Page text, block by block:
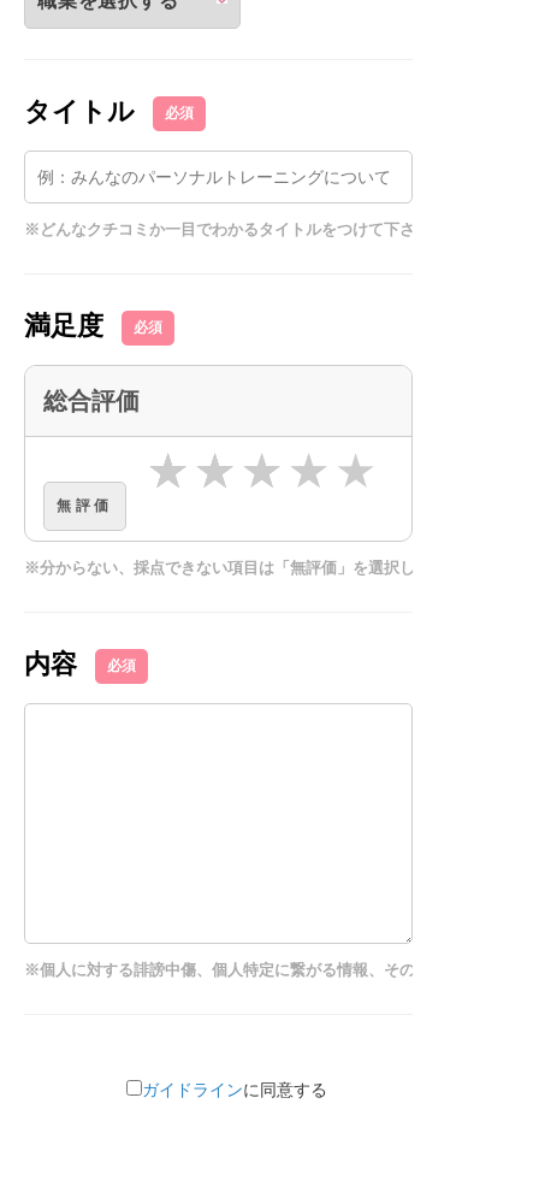
タイトル 必須
※どんなクチコミか一目でわかるタイトルをつけて下さい
満足度 必須
総合評価
★★★★★
★★★★
★★★
★★
★
無評価
※分からない、採点できない項目は「無評価」を選択してください
内容 必須
※個人に対する誹謗中傷、個人特定に繋がる情報、その他クチコミガイ
ガイドラインに同意する